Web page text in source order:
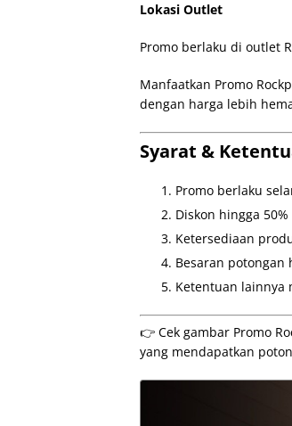
Lokasi Outlet
Promo berlaku di outlet
Manfaatkan Promo
dengan harga lebih
Syarat &
Promo berlaku
Diskon hingga
Ketersediaan
Besaran
Ketentuan lainnya
👉 Cek gambar Promo
yang mendapatkan